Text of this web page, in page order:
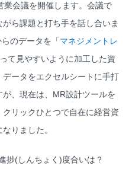
業会議を開催します。会議で
ら課題と打ち手を話し合いま
のデータを「マネジメントレ
て見やすいように加工した資
ータをエクセルシートに手打
、現在は、MR設計ツールを
リックひとつで自在に経営資
りました。
捗(しんちょく)度合いは？